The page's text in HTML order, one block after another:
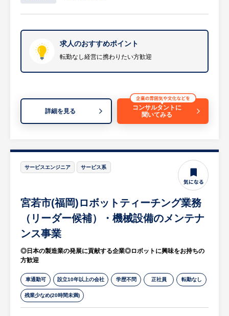
理解した上で既存事業を安定的に運営する。
新規事業開発に取り組むための時間とお金を
捻出し、新規事業をスタートアップさせる。
※顧客の要望を正確に把握し、職人達とコミ
ュニケーションを取りながら現場作業を管
理・監督を行う。
日本有数の自動車メーカーの生産製造設備の
メンテナンスや工事を中心に、安全・安心・
円滑な作業で実施し、日本の製造業の発展に
貢献してきた企業です。社員と外注業者が一
緒になって、働いています。それぞれが自分
の仕事にプライドを持って役割を全うしてい
り、業務が完了した時は全員で喜びを分かち
求人のおすすめポイント
転勤なし経営に携わりたい方歓迎
詳細を見る
コンサルタントに
聞いてみる
サービスエンジニア サービス系
宮若市(福岡)ロボットティーチング業務
（リーダー候補）・機械設備のメンテナ
ンス事業
◎日本の製造業の発展に貢献する企業◎ロボットに興味をお持ちの
方歓迎
車通勤可 設立10年以上の会社 学歴不問 正社員 転勤なし
残業少なめ(20時間未満)